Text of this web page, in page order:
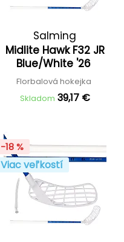
Salming
Midlite Hawk F32 JR
Blue/White '26
Florbalová hokejka
Skladom 39,17 €
-18 %
Viac veľkostí